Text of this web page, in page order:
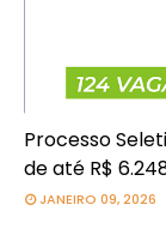
Processo
de até R$
JANEIRO 09, 2026